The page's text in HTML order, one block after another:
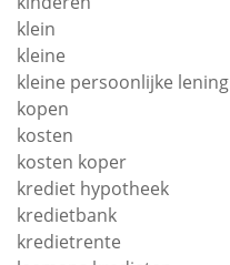
klein
kleine
kleine persoonlijke lening
kopen
kosten
kosten koper
krediet hypotheek
kredietbank
kredietrente